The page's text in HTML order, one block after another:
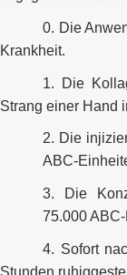
0. Die
Krankheit.
1. Die
Strang einer Hand
2. Die
ABC-
3. Die
75.000
4. Sofort
Stunden